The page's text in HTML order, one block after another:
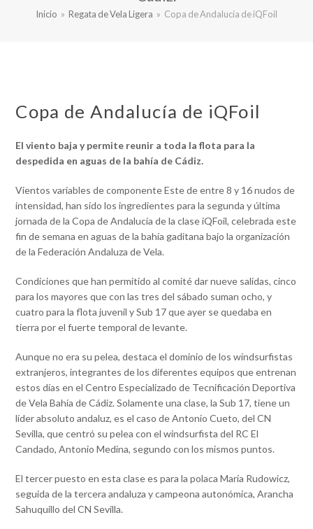
Inicio » Regata de Vela Ligera » Copa de Andalucía de iQFoil
Copa de Andalucía de iQFoil
El viento baja y permite reunir a toda la flota para la
despedida en aguas de la bahía de Cádiz.
Vientos variables de componente Este de entre 8 y 16 nudos de
intensidad, han sido los ingredientes para la segunda y última
jornada de la Copa de Andalucía de la clase iQFoil, celebrada este
fin de semana en aguas de la bahía gaditana bajo la organización
de la Federación Andaluza de Vela.
Condiciones que han permitido al comité dar nueve salidas, cinco
para los mayores que con las tres del sábado suman ocho, y
cuatro para la flota juvenil y Sub 17 que ayer se quedaba en
tierra por el fuerte temporal de levante.
Aunque no era su pelea, destaca el dominio de los windsurfistas
extranjeros, integrantes de los diferentes equipos que entrenan
estos días en el Centro Especializado de Tecnificación Deportiva
de Vela Bahía de Cádiz. Solamente una clase, la Sub 17, tiene un
líder absoluto andaluz, es el caso de Antonio Cueto, del CN
Sevilla, que centró su pelea con el windsurfista del RC El
Candado, Antonio Medina, segundo con los mismos puntos.
El tercer puesto en esta clase es para la polaca María Rudowicz,
seguida de la tercera andaluza y campeona autonómica, Arancha
Sahuquillo del CN Sevilla.